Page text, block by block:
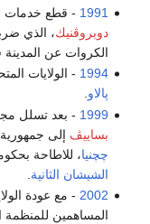
1991 - قطع خدمات
دوبروڤنيك، الذي
الكروات عن
1994 - الولايات
پالاو.
1999 - بعد تسلل
بساييڤ إلى
چچنيا، للاطاحة
الشيشان الثانية
2002 - مع عودة